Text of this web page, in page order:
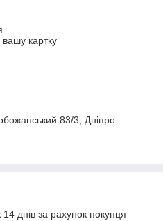
картку
83/3, Дніпро.
днів за рахунок покупця